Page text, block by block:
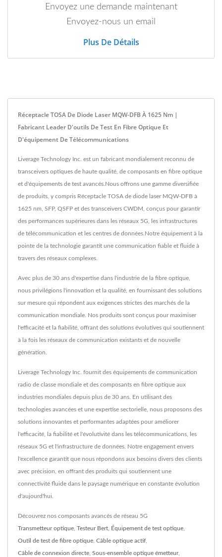
Envoyez une demande maintenant
Envoyez-nous un email
Plus De Détails
Réceptacle TOSA De Diode Laser MQW-DFB À 1625 Nm |
Fabricant Leader D'outils De Test En Fibre Optique Et
D'équipement De Télécommunications
Liverage Technology Inc. est un fabricant mondialement reconnu de
transceivers optiques de haute qualité, de composants en fibre optique
et d'équipements de test avancés.Nous offrons une gamme diversifiée
de produits, y compris Réceptacle TOSA de diode laser MQW-DFB à
1625 nm, SFP, QSFP et des transceivers CWDM, conçus pour garantir
des performances supérieures dans les réseaux 5G, les infrastructures
de télécommunication et les centres de données.Notre équipement à la
pointe de la technologie garantit une communication fiable et fluide à
travers des réseaux complexes.
Avec plus de 30 ans d'expertise dans l'industrie de la fibre optique,
nous privilégions l'innovation et la qualité, en fournissant des solutions
sur mesure qui répondent aux exigences strictes des marchés de la
communication mondiale. Nos produits sont conçus pour maximiser
l'efficacité et la fiabilité, offrant des solutions évolutives qui soutiennent
à la fois les réseaux de communication existants et de nouvelle
génération.
Liverage Technology Inc. fournit des équipements de communication
radio de classe mondiale et des composants en fibre optique aux
industries mondiales depuis plus de 30 ans. En utilisant des
technologies avancées et une expertise sectorielle, nous proposons des
solutions innovantes et performantes adaptées pour améliorer
l'efficacité, la fiabilité et l'évolutivité dans les télécommunications, les
réseaux 5G et l'infrastructure de données. Notre engagement envers
l'excellence garantit que nous répondons aux besoins divers des clients
avec précision, en offrant des produits qui soutiennent une
connectivité fluide dans le paysage numérique en constante évolution
d'aujourd'hui.
Découvrez nos composants avancés de réseau 5G
Transmetteur optique Testeur Bert Équipement de test optique
Outil de test de fibre optique Câble optique actif
Câble de connexion directe Sous-ensemble optique émetteur,